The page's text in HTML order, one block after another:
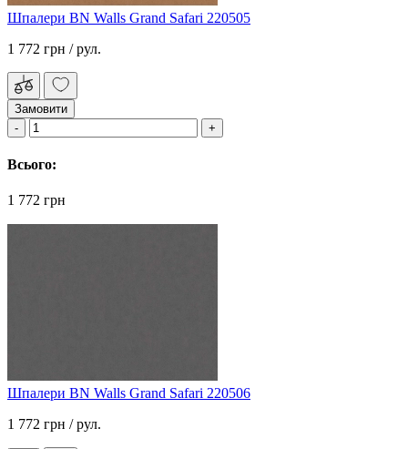
Шпалери BN Walls Grand Safari 220505
1 772 грн / рул.
Замовити
Всього:
1 772 грн
Шпалери BN Walls Grand Safari 220506
1 772 грн / рул.